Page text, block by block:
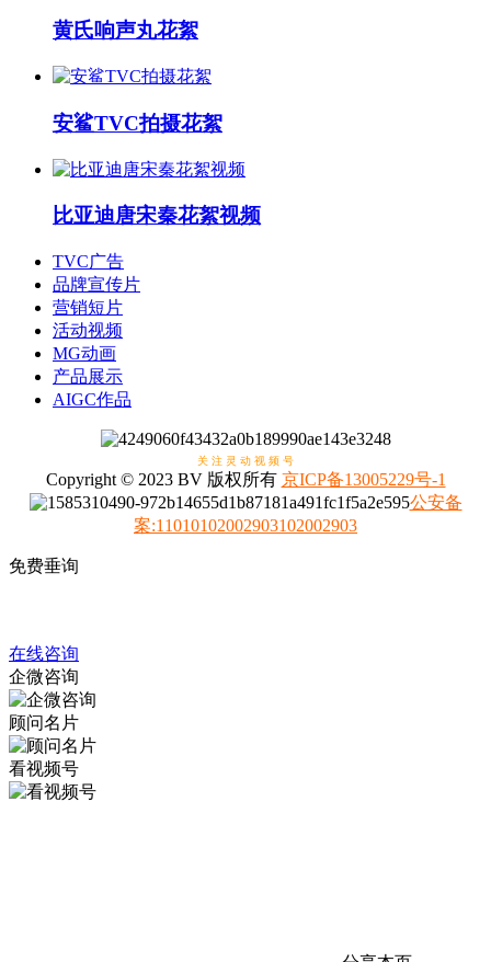
黄氏响声丸花絮
安鲨TVC拍摄花絮
比亚迪唐宋秦花絮视频
TVC广告
品牌宣传片
营销短片
活动视频
MG动画
产品展示
AIGC作品
关 注 灵 动 视 频 号
Copyright © 2023 BV 版权所有 京ICP备13005229号-1
公安备
案:11010102002903102002903
免费垂询
在线咨询
企微咨询
顾问名片
看视频号